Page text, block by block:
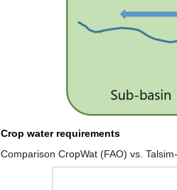
Crop water requirements
Comparison CropWat (FAO) vs.